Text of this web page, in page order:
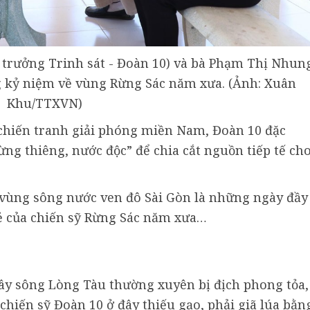
Trinh sát - Đoàn 10) và bà Phạm Thị
niệm về vùng Rừng Sác năm xưa. (Ảnh: Xuân
Khu/TTXVN)
tranh giải phóng miền Nam, Đoàn 10 đặc
thiêng, nước độc” để chia cắt nguồn tiếp tế
sông nước ven đô Sài Gòn là những ngày đầy
chiến sỹ Rừng Sác năm xưa…
sông Lòng Tàu thường xuyên bị địch phong tỏa,
sỹ Đoàn 10 ở đây thiếu gạo, phải giã lúa